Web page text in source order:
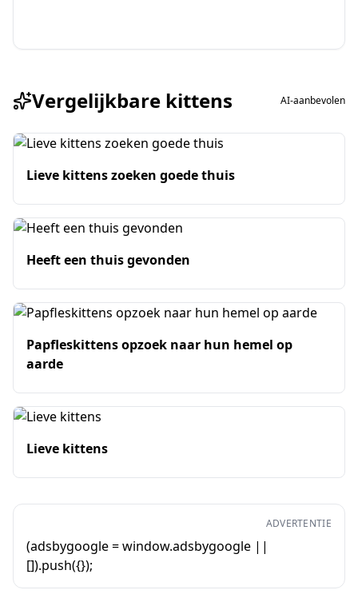
Vergelijkbare kittens AI-aanbevolen
Lieve kittens zoeken goede thuis
Heeft een thuis gevonden
Papfleskittens opzoek naar hun hemel op
aarde
Lieve kittens
ADVERTENTIE
(adsbygoogle = window.adsbygoogle ||
[]).push({});